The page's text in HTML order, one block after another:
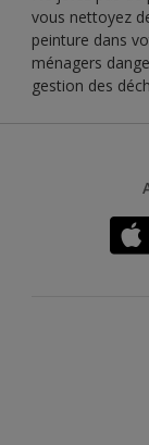
vous nettoyez
peinture dans
ménagers
gestion des